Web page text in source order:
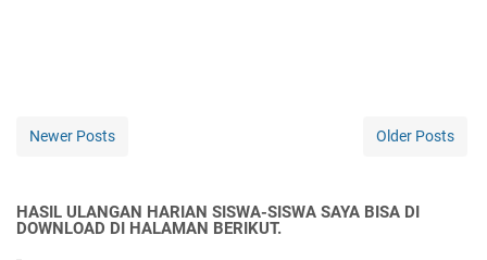
Newer Posts Older Posts
HASIL ULANGAN HARIAN SISWA-SISWA SAYA BISA DI
DOWNLOAD DI HALAMAN BERIKUT.